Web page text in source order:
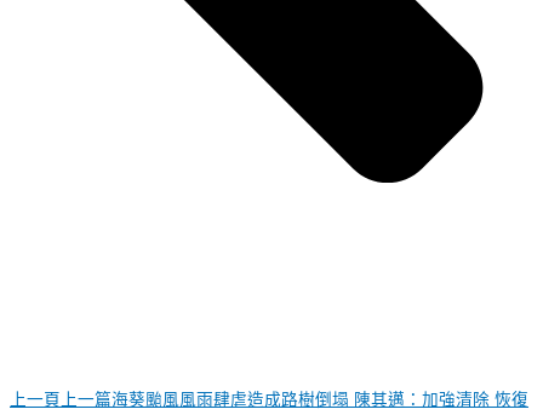
上一頁 上一篇海葵颱風風雨肆虐造成路樹倒塌 陳其邁：加強清除 恢復